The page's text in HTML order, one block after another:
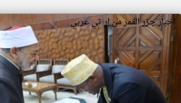
اخبار جزر القمر من ار تي عربي